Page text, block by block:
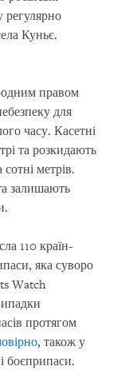
регулярно
Куньє.
правом
для
часу. Касетні
та розкидають
метрів.
залишають
110 країн-
яка суворо
Watch
протягом
, також у
боєприпаси.